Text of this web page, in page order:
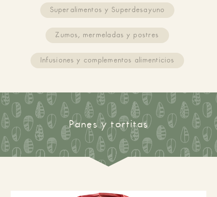
Superalimentos y Superdesayuno
Zumos, mermeladas y postres
Infusiones y complementos alimenticios
Panes y tortitas